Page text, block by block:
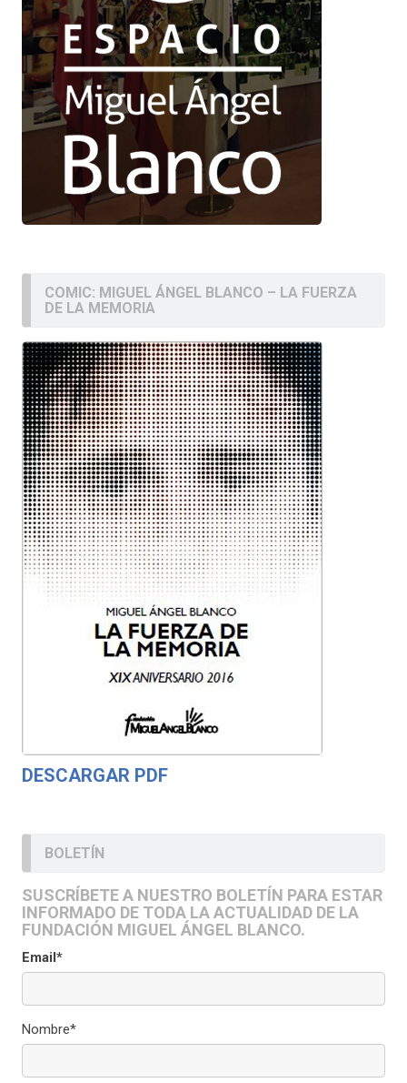
COMIC: MIGUEL ÁNGEL BLANCO – LA FUERZA
DE LA MEMORIA
DESCARGAR PDF
BOLETÍN
SUSCRÍBETE A NUESTRO BOLETÍN PARA ESTAR
INFORMADO DE TODA LA ACTUALIDAD DE LA
FUNDACIÓN MIGUEL ÁNGEL BLANCO.
Email*
Nombre*